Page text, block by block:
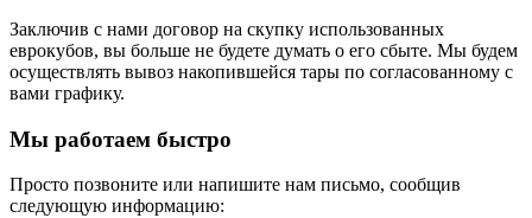
Заключив с нами договор на скупку использованных
еврокубов, вы больше не будете думать о его сбыте. Мы будем
осуществлять вывоз накопившейся тары по согласованному с
вами графику.
Мы работаем быстро
Просто позвоните или напишите нам письмо, сообщив
следующую информацию: